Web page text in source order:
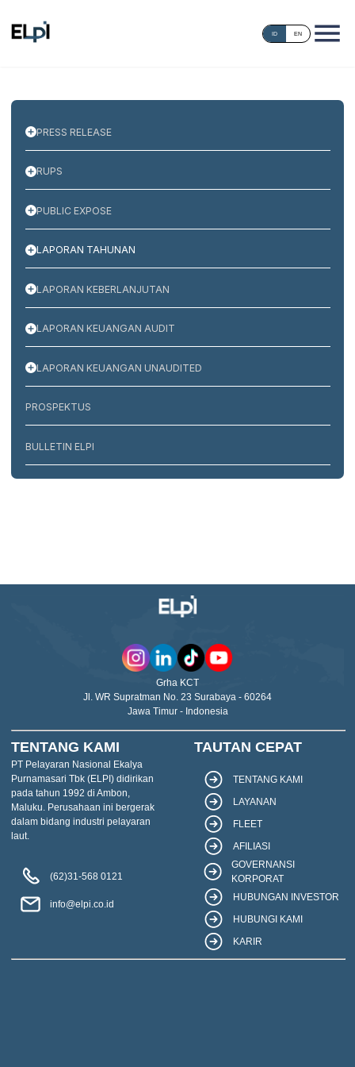
ID EN
PRESS RELEASE
RUPS
PUBLIC EXPOSE
LAPORAN TAHUNAN
LAPORAN KEBERLANJUTAN
LAPORAN KEUANGAN AUDIT
LAPORAN KEUANGAN UNAUDITED
PROSPEKTUS
BULLETIN ELPI
Grha KCT
Jl. WR Supratman No. 23 Surabaya - 60264
Jawa Timur - Indonesia
TENTANG KAMI
PT Pelayaran Nasional Ekalya
Purnamasari Tbk (ELPI) didirikan
pada tahun 1992 di Ambon,
Maluku. Perusahaan ini bergerak
dalam bidang industri pelayaran
laut.
(62)31-568 0121
info@elpi.co.id
TAUTAN CEPAT
TENTANG KAMI
LAYANAN
FLEET
AFILIASI
GOVERNANSI
KORPORAT
HUBUNGAN INVESTOR
HUBUNGI KAMI
KARIR